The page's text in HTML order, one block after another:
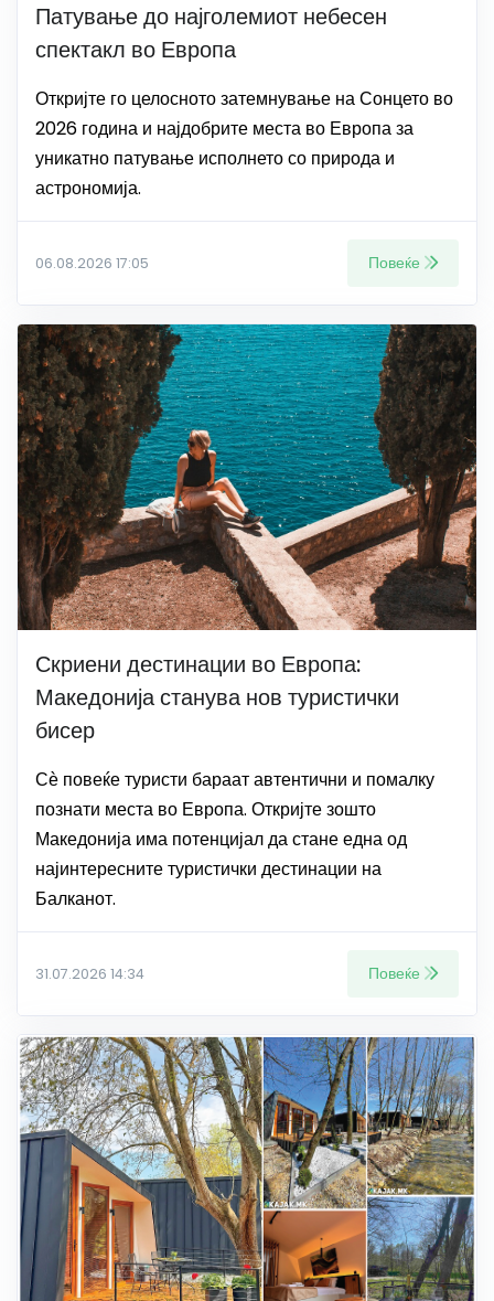
Патување до најголемиот небесен
спектакл во Европа
Откријте го целосното затемнување на Сонцето во
2026 година и најдобрите места во Европа за
уникатно патување исполнето со природа и
астрономија.
06.08.2026 17:05 Повеќе
Скриени дестинации во Европа:
Македонија станува нов туристички
бисер
Сѐ повеќе туристи бараат автентични и помалку
познати места во Европа. Откријте зошто
Македонија има потенцијал да стане една од
најинтересните туристички дестинации на
Балканот.
31.07.2026 14:34 Повеќе